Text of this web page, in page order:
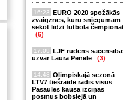
16:23 EURO 2020 spožākās
zvaigznes, kuru sniegumam
sekot līdzi futbola
(6)
17:09 LJF rudens
uzvar Laura Penele
(3)
14:48 Olimpiskajā sezonā
LTV7 tiešraidē rādīs visus
Pasaules kausa izcīņas
posmus bobslejā un